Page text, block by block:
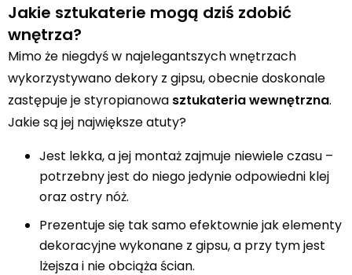
Jakie sztukaterie mogą dziś zdobić
wnętrza?
Mimo że niegdyś w najelegantszych wnętrzach
wykorzystywano dekory z gipsu, obecnie doskonale
zastępuje je styropianowa sztukateria wewnętrzna.
Jakie są jej największe atuty?
Jest lekka, a jej montaż zajmuje niewiele czasu –
potrzebny jest do niego jedynie odpowiedni klej
oraz ostry nóż.
Prezentuje się tak samo efektownie jak elementy
dekoracyjne wykonane z gipsu, a przy tym jest
lżejsza i nie obciąża ścian.